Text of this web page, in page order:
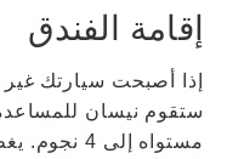
إقامة الفندق
إذا أصبحت سيارتك غير
ستقوم نيسان